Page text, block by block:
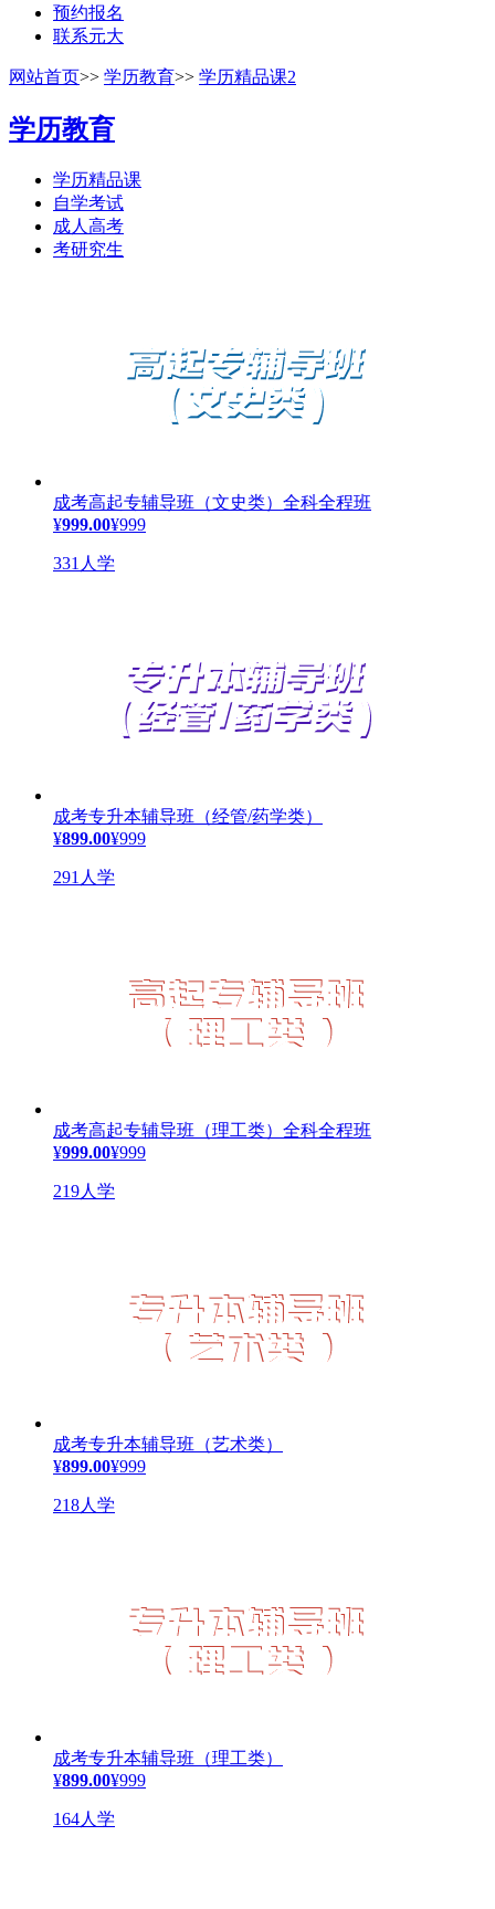
预约报名
联系元大
网站首页>> 学历教育>> 学历精品课2
学历教育
学历精品课
自学考试
成人高考
考研究生
成考高起专辅导班（文史类）全科全程班
¥999.00¥999
331人学
成考专升本辅导班（经管/药学类）
¥899.00¥999
291人学
成考高起专辅导班（理工类）全科全程班
¥999.00¥999
219人学
成考专升本辅导班（艺术类）
¥899.00¥999
218人学
成考专升本辅导班（理工类）
¥899.00¥999
164人学